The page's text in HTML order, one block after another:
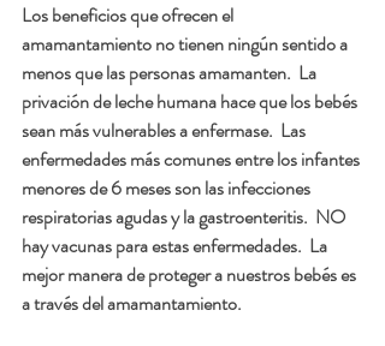
Los beneficios que ofrecen el
amamantamiento no tienen ningún sentido a
menos que las personas amamanten.  La
privación de leche humana hace que los bebés
sean más vulnerables a enfermase.  Las
enfermedades más comunes entre los infantes
menores de 6 meses son las infecciones
respiratorias agudas y la gastroenteritis.  NO
hay vacunas para estas enfermedades.  La
mejor manera de proteger a nuestros bebés es
a través del amamantamiento.